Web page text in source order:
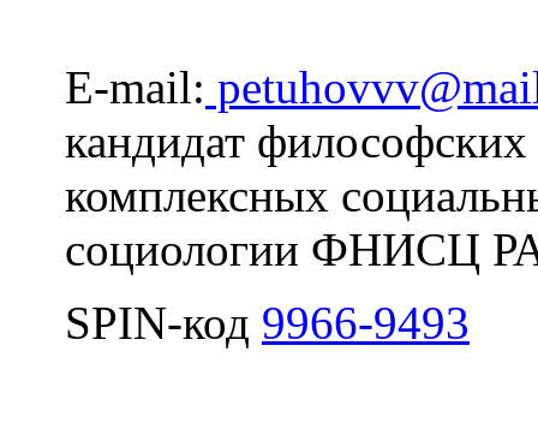
E-mail:
кандидат
комплексных
социологии ФНИСЦ
SPIN-код 9966-9493